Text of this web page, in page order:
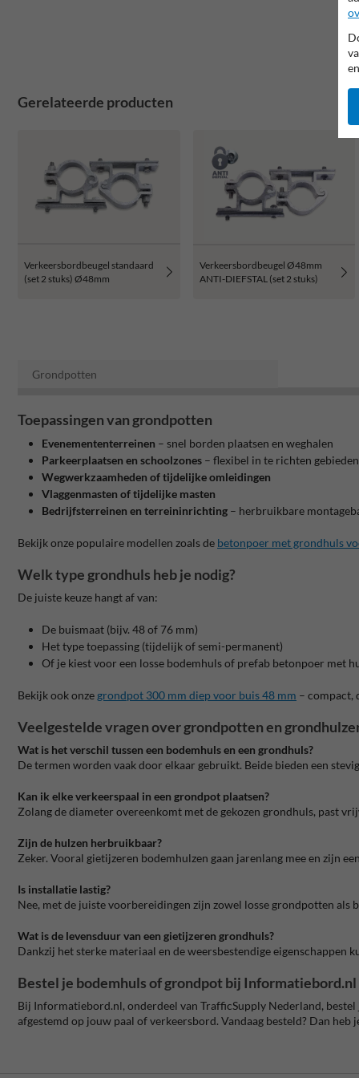
Gerelateerde producten
Verkeersbordbeugel standaard
(set 2 stuks) Ø48mm
Verkeersbordbeugel Ø48mm
ANTI-DIEFSTAL (set 2 stuks)
Grondpotten
Toepassingen van grondpotten
Evenemententerreinen – snel borden plaatsen en weghalen
Parkeerplaatsen en schoolzones – flexibel in te richten gebieden
Wegwerkzaamheden of tijdelijke omleidingen
Vlaggenmasten of tijdelijke masten
Bedrijfsterreinen en terreininrichting – herbruikbare
Bekijk onze populaire modellen zoals de betonpoer met grondhuls
Welk type grondhuls heb je nodig?
De juiste keuze hangt af van:
De buismaat (bijv. 48 of 76 mm)
Het type toepassing (tijdelijk of semi-permanent)
Of je kiest voor een losse bodemhuls of prefab betonpoer met
Bekijk ook onze grondpot 300 mm diep voor buis 48 mm – compact,
Veelgestelde vragen over grondpotten en
Wat is het verschil tussen een bodemhuls en een grondhuls?
De termen worden vaak door elkaar gebruikt. Beide bieden een
Kan ik elke verkeerspaal in een grondpot plaatsen?
Zolang de diameter overeenkomt met de gekozen grondhuls, past
Zijn de hulzen herbruikbaar?
Zeker. Vooral gietijzeren bodemhulzen gaan jarenlang mee en zijn
Is installatie lastig?
Nee, met de juiste voorbereidingen zijn zowel losse grondpotten als
Wat is de levensduur van een gietijzeren grondhuls?
Dankzij het sterke materiaal en de weersbestendige eigenschappen
Bestel je bodemhuls of grondpot bij Informatiebord.nl
Bij Informatiebord.nl, onderdeel van TrafficSupply Nederland,
afgestemd op jouw paal of verkeersbord. Vandaag besteld? Dan heb